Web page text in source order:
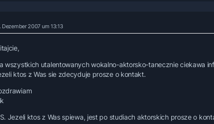
Dezember 2007 um 13:13
wszystkich utalentowanych wokalno-aktorsko-tanecznie ciekawa
ktos z Was sie zdecyduje prosze o kontakt.
Jezeli ktos z Was spiewa, jest po studiach aktorskich prosze o